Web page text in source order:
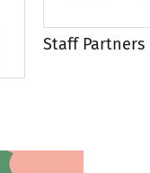
Staff Partners